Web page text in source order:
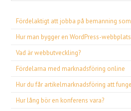
Fördelaktigt att jobba på bemanning
Hur man bygger en WordPress-webbplats
Vad är webbutveckling?
Fördelarna med marknadsföring online
Hur du får artikelmarknadsföring att
Hur lång bör en konferens vara?